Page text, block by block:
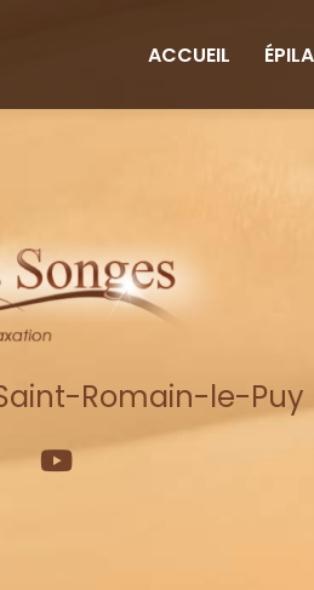
ACCUEIL
Romain-le-Puy